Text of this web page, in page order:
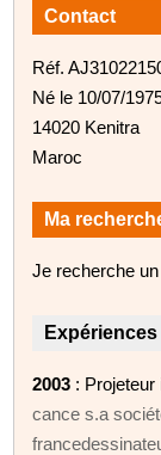
Contact
Réf.
Né le 10/07/
14020 Kenitra
Maroc
Ma
Je recherche
2003 : Projeteur
cance s.a